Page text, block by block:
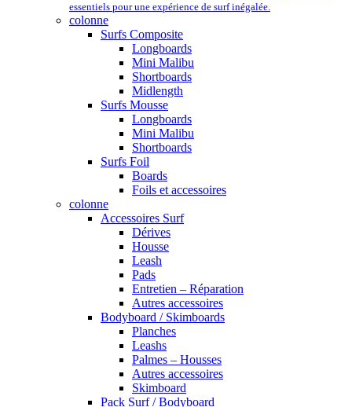
essentiels pour une expérience de surf inégalée.
colonne
Surfs Composite
Longboards
Mini Malibu
Shortboards
Midlength
Surfs Mousse
Longboards
Mini Malibu
Shortboards
Surfs Foil
Boards
Foils et accessoires
colonne
Accessoires Surf
Dérives
Housse
Leash
Pads
Entretien – Réparation
Autres accessoires
Bodyboard / Skimboards
Planches
Leashs
Palmes – Housses
Autres accessoires
Skimboard
Pack Surf / Bodyboard